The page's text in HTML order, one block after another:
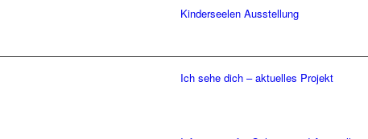
Kinderseelen Ausstellung
Ich sehe dich – aktuelles Projekt